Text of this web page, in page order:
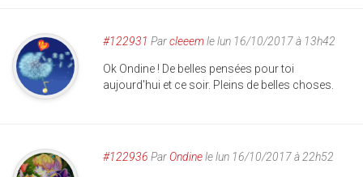
#122931 Parcleeemle lun 16/10/2017 à 13h42
Ok Ondine ! De belles pensées pour toi
aujourd'hui et ce soir. Pleins de belles choses.
#122936 ParOndinele lun 16/10/2017 à 22h52